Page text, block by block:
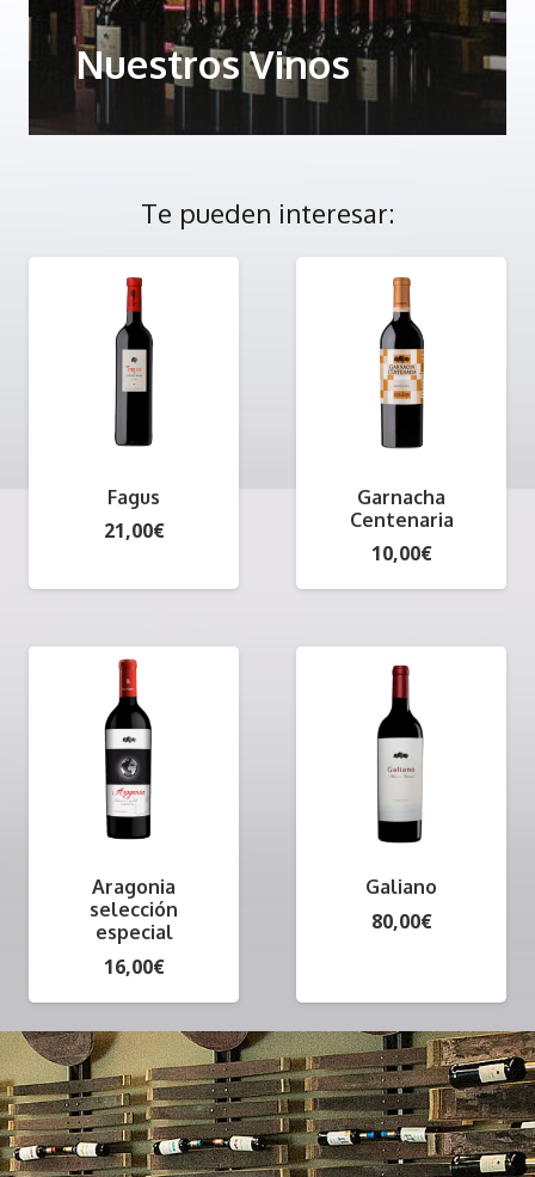
Nuestros Vinos
Te pueden interesar:
Fagus
21,00€
Garnacha
Centenaria
10,00€
Aragonia
selección
especial
16,00€
Galiano
80,00€